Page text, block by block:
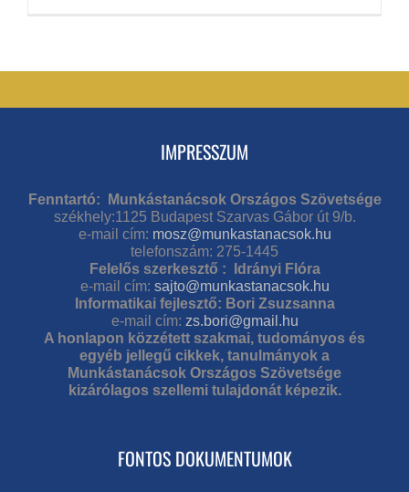
IMPRESSZUM
Fenntartó: Munkástanácsok Országos Szövetsége
székhely:1125 Budapest Szarvas Gábor út 9/b.
e-mail cím: mosz@munkastanacsok.hu
telefonszám: 275-1445
Felelős szerkesztő : Idrányi Flóra
e-mail cím: sajto@munkastanacsok.hu
Informatikai fejlesztő: Bori Zsuzsanna
e-mail cím: zs.bori@gmail.hu
A honlapon közzétett szakmai, tudományos és
egyéb jellegű cikkek, tanulmányok a
Munkástanácsok Országos Szövetsége
kizárólagos szellemi tulajdonát képezik.
FONTOS DOKUMENTUMOK